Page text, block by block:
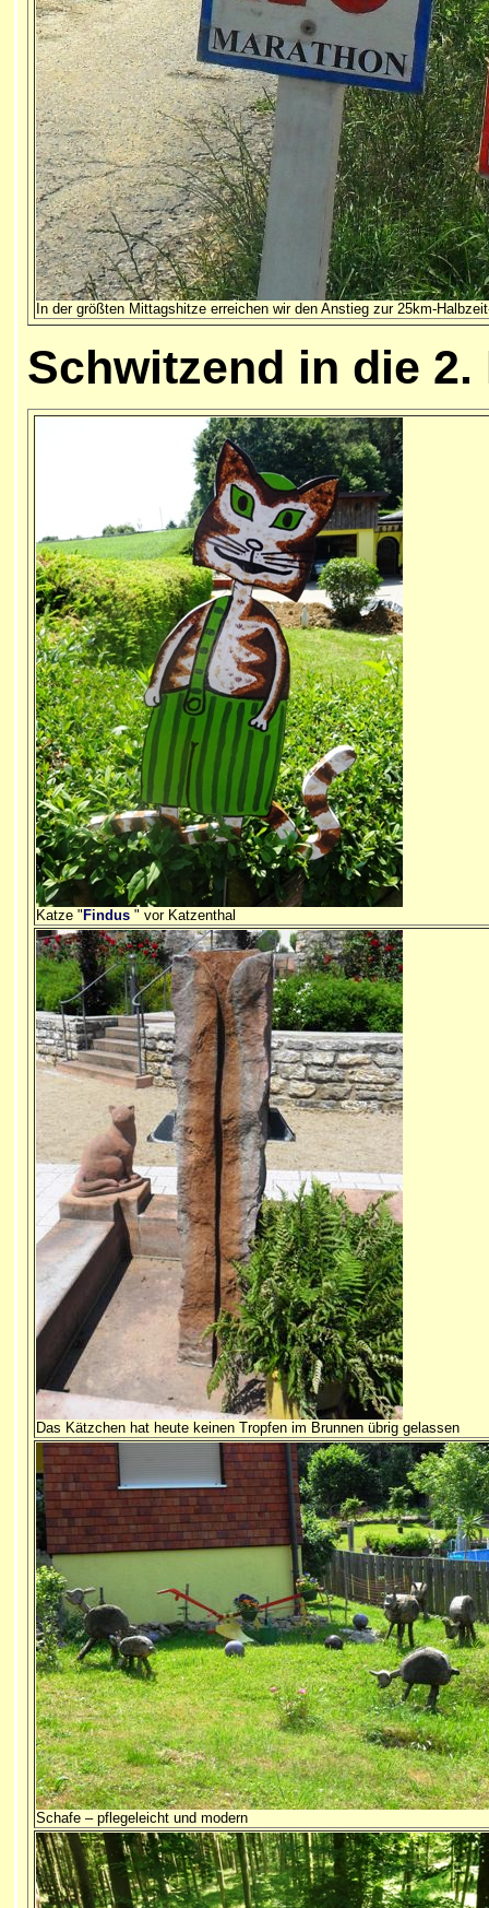
In der größten Mittagshitze erreichen wir den Anstieg zur 25km-
Schwitzend in die 2.
Katze " Findus " vor Katzenthal
Das Kätzchen hat heute keinen Tropfen im Brunnen übrig gelassen
Schafe – pflegeleicht und modern